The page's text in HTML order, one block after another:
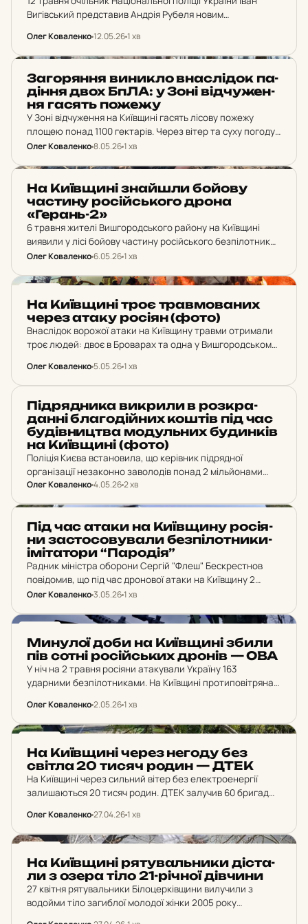
Вигівський представив Андрія Рубеля новим
в Київській області. На заході присутніми були голова
Київської обласної військової адміністрації Микола…
Олег Коваленко12.05.261 хв
За­го­рян­ня ви­ник­ло внас­лі­док па­
дін­ня двох БпЛА: у Зоні від­чу­жен­
ня гасять пожежу
У Зоні відчуження на Київщині гасять лісову пожежу
площею понад 1100 гектарів. Через вітер та суху погоду
вогонь швидко поширюється на нові квартали лісу.
Олег Коваленко8.05.261 хв
На Ки­їв­щи­ні знай­шли бойову
час­ти­ну ро­сій­сько­го дрона
«Герань-2»
6 травня жителі Вишгородського району на Київщині
виявили у лісі бойову частину російського безпілотника
«Герань-2». Піротехніки ДСНС вилучили та знищили
Олег Коваленко6.05.261 хв
На Ки­їв­щи­ні троє трав­мо­ва­них
через атаку росіян (фото)
Внаслідок ворожої атаки на Київщину травми отримали
троє людей: двоє в Броварах та одна у Вишгородському
вже ліквідовано.
Олег Коваленко5.05.261 хв
НОВИНИ
Під­ряд­ни­ка вик­ри­ли в роз­кра­
дан­ні бла­го­дій­них коштів під час
бу­дів­ниц­тва мо­дуль­них бу­дин­ків
на Ки­їв­щи­ні (фото)
Поліція Києва встановила, що керівник підрядної
організації незаконно заволодів понад 2 мільйонами
гривень благодійних коштів виділених на будівництво
Олег Коваленко4.05.262 хв
НОВИНИ
Під час атаки на Ки­їв­щи­ну ро­сі­я­
ни зас­то­со­ву­ва­ли без­пі­лот­ни­ки-
імі­та­то­ри “Па­ро­дія”
Радник міністра оборони Сергій "Флеш" Бескрестнов
повідомив, що під час дронової атаки на Київщину 2
травня росіяни вперше за кілька місяців масово
Олег Коваленко3.05.261 хв
Ми­ну­лої доби на Ки­їв­щи­ні збили
пів сотні ро­сій­ських дронів — ОВА
У ніч на 2 травня росіяни атакували Україну 163
ударними безпілотниками. На Київщині протиповітряна
постраждалих і пошкоджень критичної інфраструктури.
Олег Коваленко2.05.261 хв
На Ки­їв­щи­ні через негоду без
світла 20 тисяч родин — ДТЕК
На Київщині через сильний вітер без електроенергії
залишаються 20 тисяч родин. ДТЕК залучив 60 бригад
дерев.
Олег Коваленко27.04.261 хв
На Ки­їв­щи­ні ря­ту­валь­ни­ки діс­та­
ли з озера тіло 21-річної дів­чи­ни
27 квітня рятувальники Білоцерківщини вилучили з
водойми тіло загиблої молодої жінки 2005 року